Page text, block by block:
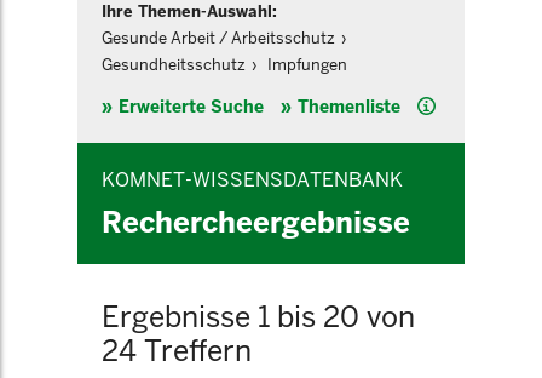
Ihre Themen-Auswahl:
Gesunde Arbeit / Arbeitsschutz
Gesundheitsschutz
Impfungen
Erweiterte Suche Themenliste Hilfe
KOMNET-WISSENSDATENBANK
Rechercheergebnisse
Ergebnisse 1 bis 20 von
24 Treffern